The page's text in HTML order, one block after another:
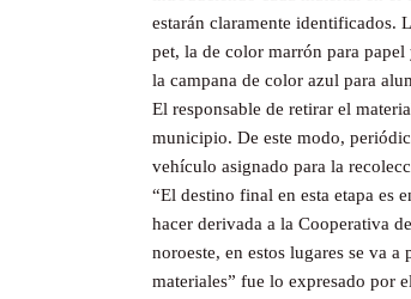
estarán claramente identificados.
pet, la de color marrón para
la campana de color azul para
El responsable de retirar el
municipio. De este modo,
vehículo asignado para la
“El destino final en esta etapa es
hacer derivada a la Cooperativa
noroeste, en estos lugares se va
materiales” fue lo expresado por